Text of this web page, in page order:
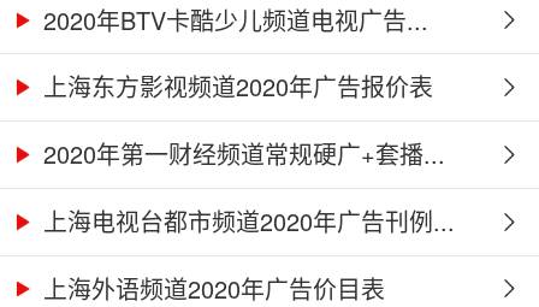
2020年BTV卡酷少儿频道电视广告...
上海东方影视频道2020年广告报价表
2020年第一财经频道常规硬广+套播...
上海电视台都市频道2020年广告刊例...
上海外语频道2020年广告价目表